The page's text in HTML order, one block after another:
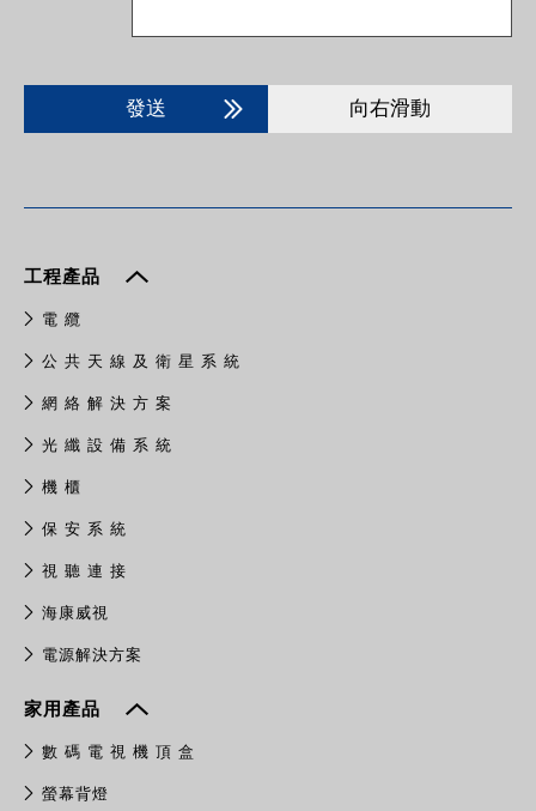
發送 向右滑動
工程產品
電 纜
公 共 天 線 及 衛 星 系 統
網 絡 解 決 方 案
光 纖 設 備 系 統
機 櫃
保 安 系 統
視 聽 連 接
​海康威視
電源解決方案
家用產品
數 碼 電 視 機 頂 盒
螢幕背燈